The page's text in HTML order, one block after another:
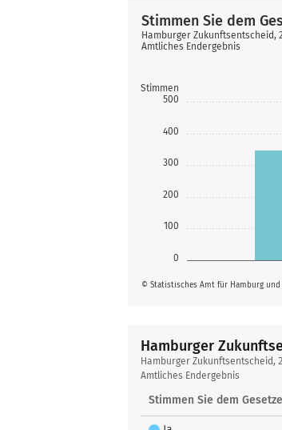
0
100
200
300
400
500
Stimmen
© Statistisches Amt für Hamburg und
Stimmen Sie dem
Hamburger Zukunftsentscheid,
Amtliches Endergebnis
Hamburger
Hamburger
Zukunftsentscheid
Hamburger Zukunftsentscheid,
Amtliches Endergebnis
Stimmen Sie dem